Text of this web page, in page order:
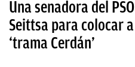
Una senadora del
Seittsa para colocar
‘trama Cerdán’